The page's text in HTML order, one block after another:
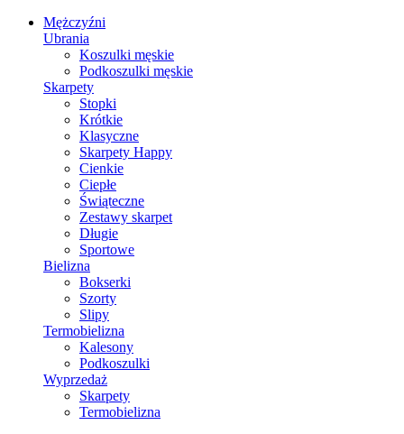
Mężczyźni
Ubrania
Koszulki męskie
Podkoszulki męskie
Skarpety
Stopki
Krótkie
Klasyczne
Skarpety Happy
Cienkie
Ciepłe
Świąteczne
Zestawy skarpet
Długie
Sportowe
Bielizna
Bokserki
Szorty
Slipy
Termobielizna
Kalesony
Podkoszulki
Wyprzedaż
Skarpety
Termobielizna